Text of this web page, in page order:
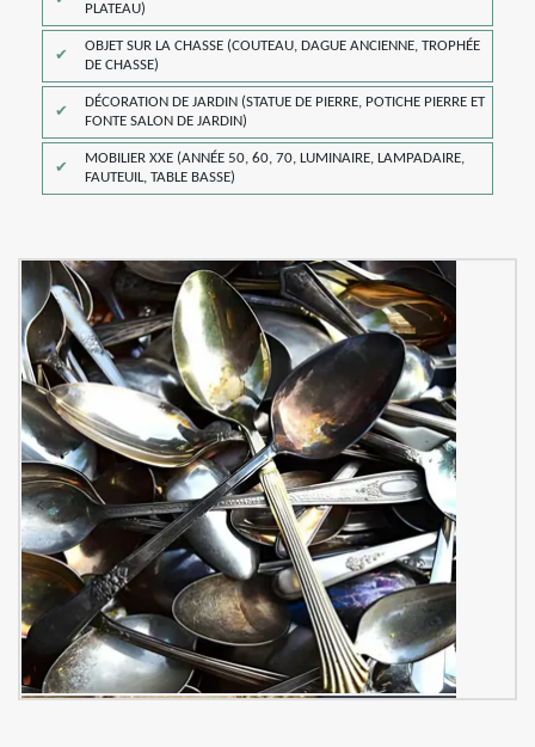
PLATEAU)
OBJET SUR LA CHASSE (COUTEAU, DAGUE ANCIENNE, TROPHÉE
DE CHASSE)
DÉCORATION DE JARDIN (STATUE DE PIERRE, POTICHE PIERRE ET
FONTE SALON DE JARDIN)
MOBILIER XXE (ANNÉE 50, 60, 70, LUMINAIRE, LAMPADAIRE,
FAUTEUIL, TABLE BASSE)